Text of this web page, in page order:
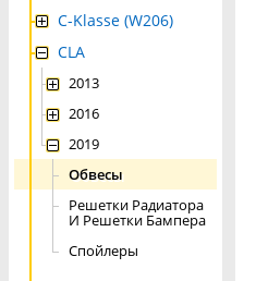
C-Klasse (W206)
CLA
2013
2016
2019
Обвесы
Решетки Радиатора
И Решетки Бампера
Спойлеры